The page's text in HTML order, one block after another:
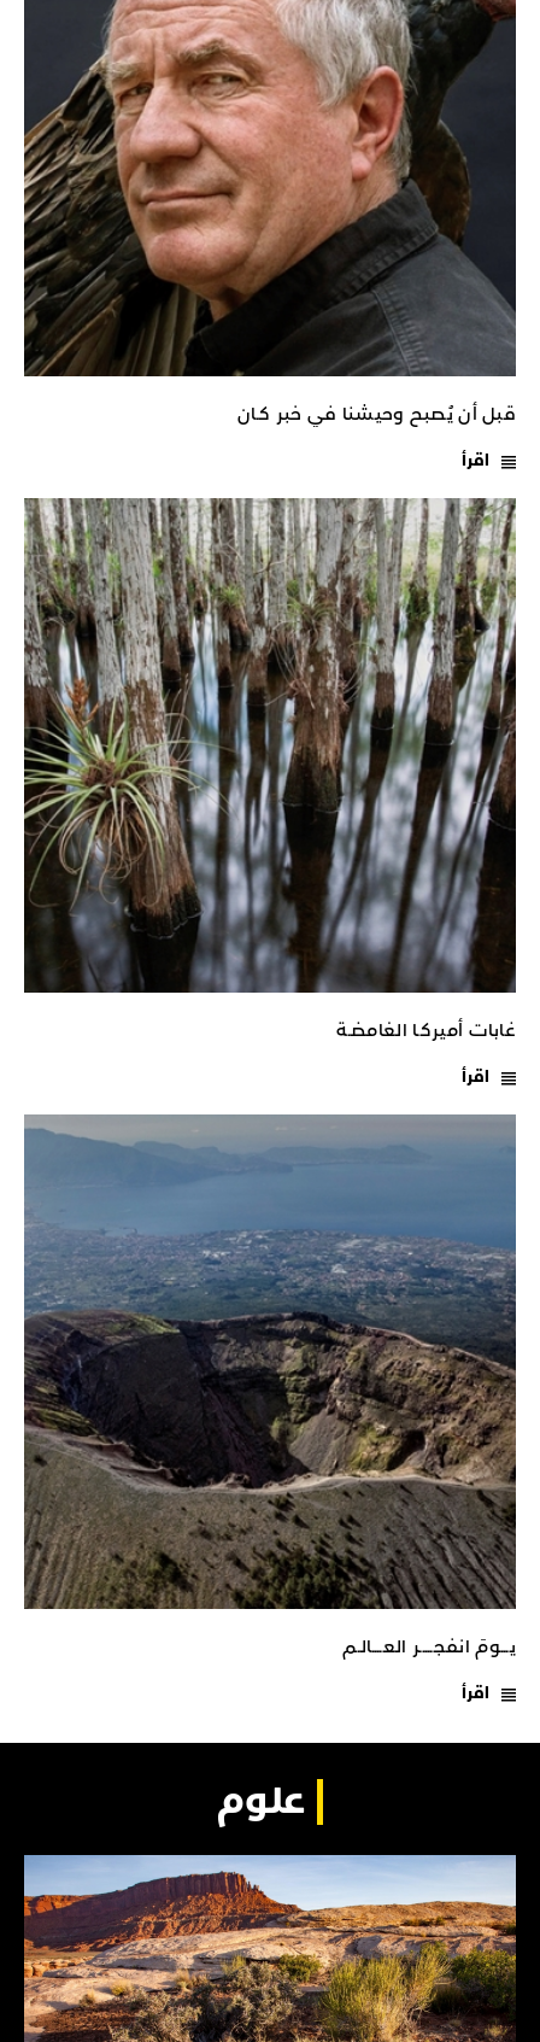
قبل أن يُصبح وحيشنا في خبر كـان
اقرأ
غابات أميركـا الغامضـة
اقرأ
يـــومَ انفجـــــر العــــالـم
اقرأ
علوم